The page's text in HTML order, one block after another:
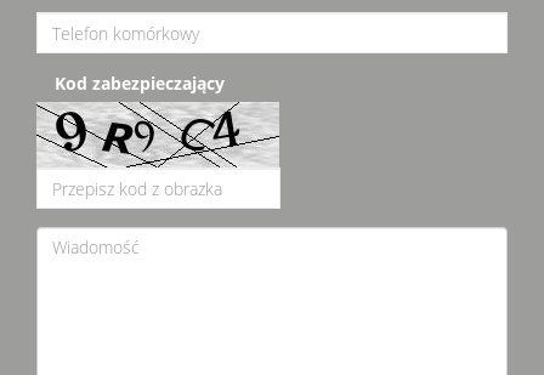
Kod zabezpieczający